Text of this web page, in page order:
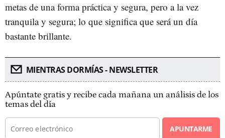
metas de una forma práctica y segura, pero a la vez
tranquila y segura; lo que significa que será un día
bastante brillante.
MIENTRAS DORMÍAS - NEWSLETTER
Apúntate gratis y recibe cada mañana un análisis de los
temas del día
APUNTARME